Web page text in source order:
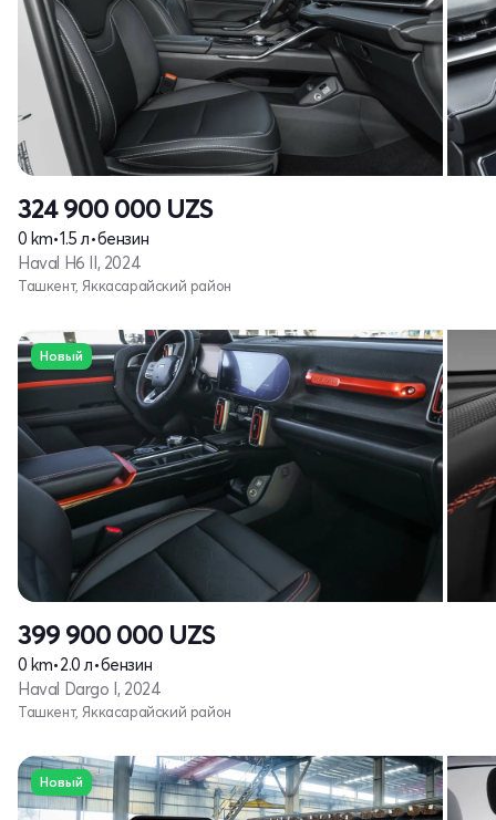
324 900 000 UZS
0 km•1.5 л•бензин
Haval H6 II, 2024
Ташкент, Яккасарайский район
Новый
399 900 000 UZS
0 km•2.0 л•бензин
Haval Dargo I, 2024
Ташкент, Яккасарайский район
Новый